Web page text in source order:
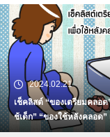
2024.02.21
เช็คลิสต์ “ของเตรียมคลอด
ช้เด็ก” “ของใช้หลังคลอด” เพื่อใช้ห
ลังคลอดที่จำเป็น